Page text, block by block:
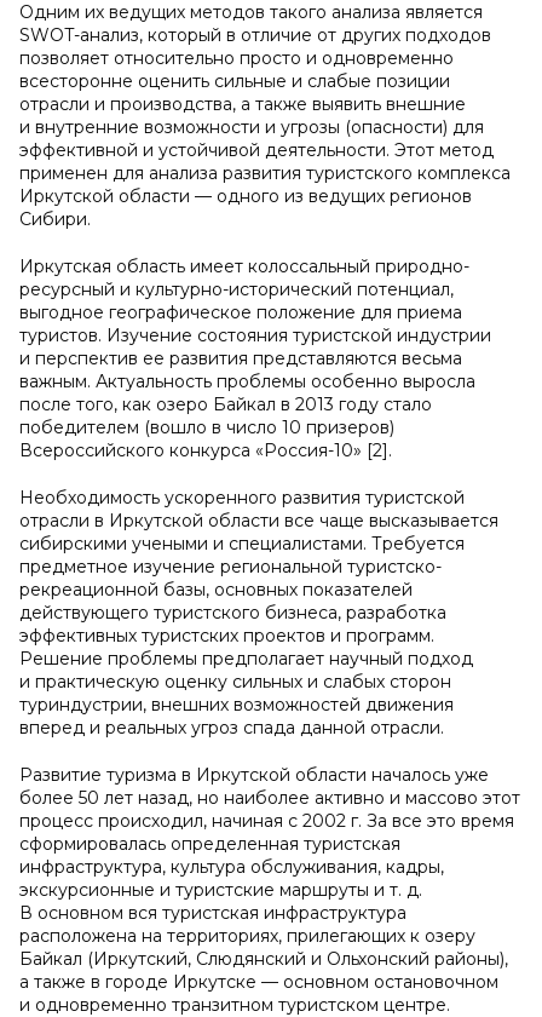
Одним их ведущих методов такого анализа является
SWOT-анализ, который в отличие от других подходов
позволяет относительно просто и одновременно
всесторонне оценить сильные и слабые позиции
отрасли и производства, а также выявить внешние
и внутренние возможности и угрозы (опасности) для
эффективной и устойчивой деятельности. Этот метод
применен для анализа развития туристского комплекса
Иркутской области — одного из ведущих регионов
Сибири.
Иркутская область имеет колоссальный природно-
ресурсный и культурно-исторический потенциал,
выгодное географическое положение для приема
туристов. Изучение состояния туристской индустрии
и перспектив ее развития представляются весьма
важным. Актуальность проблемы особенно выросла
после того, как озеро Байкал в 2013 году стало
победителем (вошло в число 10 призеров)
Всероссийского конкурса «Россия-10» [2].
Необходимость ускоренного развития туристской
отрасли в Иркутской области все чаще высказывается
сибирскими учеными и специалистами. Требуется
предметное изучение региональной туристско-
рекреационной базы, основных показателей
действующего туристского бизнеса, разработка
эффективных туристских проектов и программ.
Решение проблемы предполагает научный подход
и практическую оценку сильных и слабых сторон
туриндустрии, внешних возможностей движения
вперед и реальных угроз спада данной отрасли.
Развитие туризма в Иркутской области началось уже
более 50 лет назад, но наиболее активно и массово этот
процесс происходил, начиная с 2002 г. За все это время
сформировалась определенная туристская
инфраструктура, культура обслуживания, кадры,
экскурсионные и туристские маршруты и т. д.
В основном вся туристская инфраструктура
расположена на территориях, прилегающих к озеру
Байкал (Иркутский, Слюдянский и Ольхонский районы),
а также в городе Иркутске — основном остановочном
и одновременно транзитном туристском центре.